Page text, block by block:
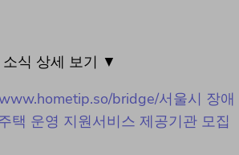
소식 상세 보기 ▼
bridge/서울시 장애
택 운영 지원서비스 제공기관 모집